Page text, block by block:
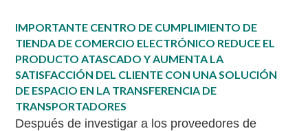
IMPORTANTE CENTRO DE CUMPLIMIENTO DE
TIENDA DE COMERCIO ELECTRÓNICO REDUCE EL
PRODUCTO ATASCADO Y AUMENTA LA
SATISFACCIÓN DEL CLIENTE CON UNA SOLUCIÓN
DE ESPACIO EN LA TRANSFERENCIA DE
TRANSPORTADORES
Después de investigar a los proveedores de